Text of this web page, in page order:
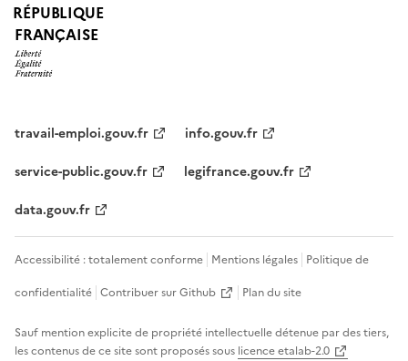
RÉPUBLIQUE
FRANÇAISE
travail-emploi.gouv.fr
info.gouv.fr
service-public.gouv.fr
legifrance.gouv.fr
data.gouv.fr
Accessibilité : totalement conforme Mentions légales Politique de
confidentialité Contribuer sur Github Plan du site
Sauf mention explicite de propriété intellectuelle détenue par des tiers,
les contenus de ce site sont proposés sous licence etalab-2.0